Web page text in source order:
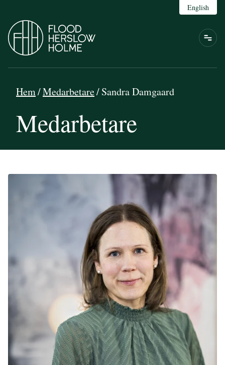
English
Hem/Medarbetare/Sandra Damgaard
Medarbetare